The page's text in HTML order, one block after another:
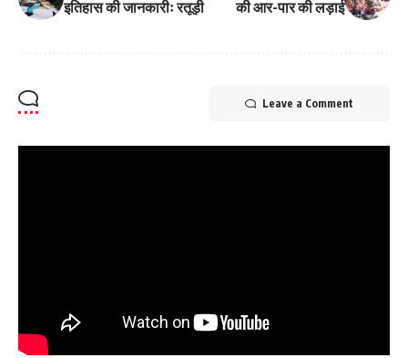
इतिहास की जानकारीः रतूड़ी
की आर-पार की लड़ाई
Leave a Comment